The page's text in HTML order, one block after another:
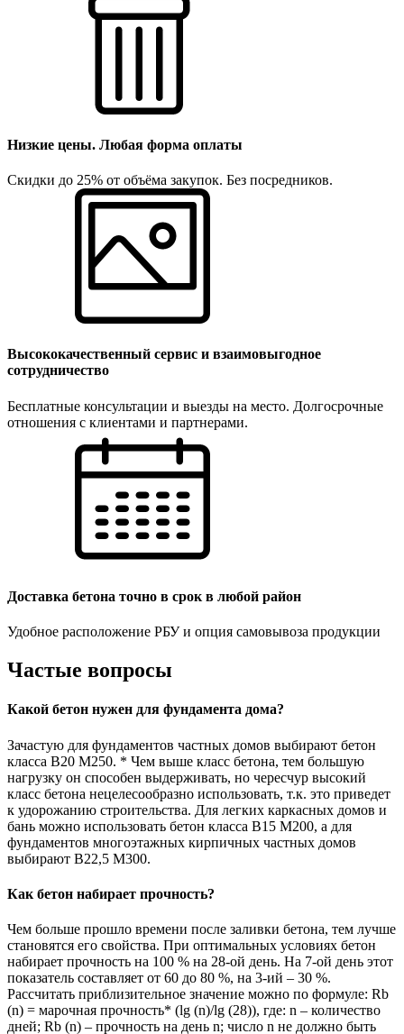
Низкие цены. Любая форма оплаты
Скидки до 25% от объёма закупок. Без посредников.
Высококачественный сервис и взаимовыгодное
сотрудничество
Бесплатные консультации и выезды на место. Долгосрочные
отношения с клиентами и партнерами.
Доставка бетона точно в срок в любой район
Удобное расположение РБУ и опция самовывоза продукции
Частые вопросы
Какой бетон нужен для фундамента дома?
Зачастую для фундаментов частных домов выбирают бетон
класса В20 М250. * Чем выше класс бетона, тем большую
нагрузку он способен выдерживать, но чересчур высокий
класс бетона нецелесообразно использовать, т.к. это приведет
к удорожанию строительства. Для легких каркасных домов и
бань можно использовать бетон класса В15 М200, а для
фундаментов многоэтажных кирпичных частных домов
выбирают В22,5 М300.
Как бетон набирает прочность?
Чем больше прошло времени после заливки бетона, тем лучше
становятся его свойства. При оптимальных условиях бетон
набирает прочность на 100 % на 28-ой день. На 7-ой день этот
показатель составляет от 60 до 80 %, на 3-ий – 30 %.
Рассчитать приблизительное значение можно по формуле: Rb
(n) = марочная прочность* (lg (n)/lg (28)), где: n – количество
дней; Rb (n) – прочность на день n; число n не должно быть